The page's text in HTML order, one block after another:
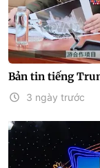
Bản tin tiếng
3 ngày trước